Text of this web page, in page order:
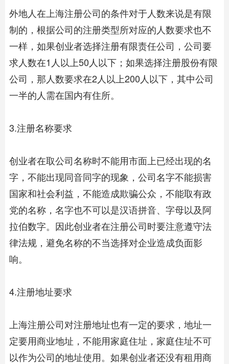
外地人在上海注册公司的条件对于人数来说是有限
制的，根据公司的注册类型所对应的人数要求也不
一样，如果创业者选择注册有限责任公司，公司要
求人数在1人以上50人以下；如果选择注册股份有限
公司，那人数要求在2人以上200人以下，其中公司
一半的人需在国内有住所。
3.注册名称要求
创业者在取公司名称时不能用市面上已经出现的名
字，不能出现同音同字的现象，公司名字不能损害
国家和社会利益，不能造成欺骗公众，不能取有政
党的名称，名字也不可以是汉语拼音、字母以及阿
拉伯数字。因此创业者在注册公司时要注意遵守法
律法规，避免名称的不当选择对企业造成负面影
响。
4.注册地址要求
上海注册公司对注册地址也有一定的要求，地址一
定要用商业地址，不能用家庭住址，家庭住址不可
以作为公司的地址使用。如果创业者还没有租用商